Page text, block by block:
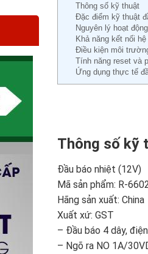
Thông số kỹ thuật
Đặc điểm kỹ thuật
Nguyên lý hoạt
Khả năng kết nối
Điều kiện môi
Tính năng reset và
Ứng dụng thực tế
Thông số kỹ
Đầu báo nhiệt (12V)
Mã sản phẩm: R-
Hãng sản xuất: China
Xuất xứ: GST
– Đầu báo 4 dây,
– Ngõ ra NO 1A/